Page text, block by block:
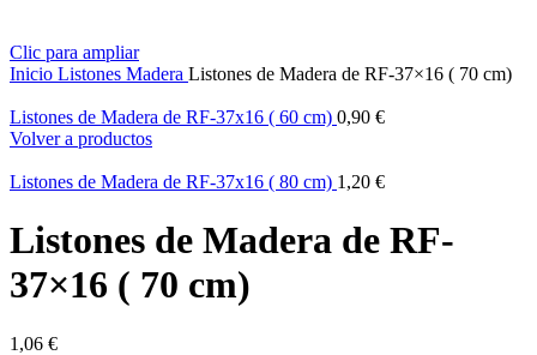
Clic para ampliar
Inicio Listones Madera Listones de Madera de RF-37×16 ( 70 cm)
Listones de Madera de RF-37x16 ( 60 cm) 0,90 €
Volver a productos
Listones de Madera de RF-37x16 ( 80 cm) 1,20 €
Listones de Madera de RF-
37×16 ( 70 cm)
1,06 €